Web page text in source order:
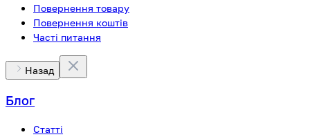
Повернення товару
Повернення коштів
Часті питання
Назад
Блог
Статті